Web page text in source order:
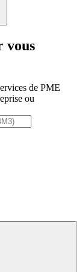
vous
de PME
ou